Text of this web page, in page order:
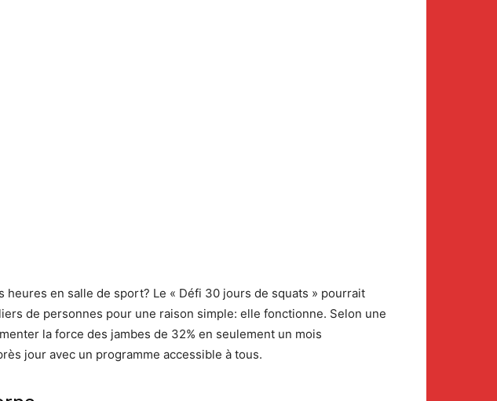
en salle de sport? Le « Défi 30 jours de squats » pourrait
de personnes pour une raison simple: elle fonctionne. Selon une
la force des jambes de 32% en seulement un mois
jour avec un programme accessible à tous.